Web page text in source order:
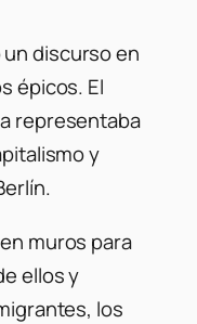
discurso en
épicos. El
representaba
y
muros para
ellos y
los